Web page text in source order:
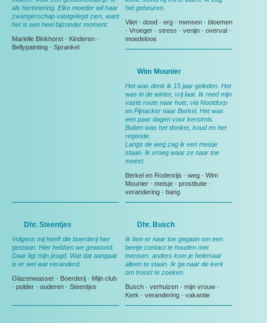
als herinnering. Elke moeder wil haar
zwangerschap vastgelegd zien, want
het is een heel bijzonder moment.
Marielle Binkhorst - Kinderen -
Bellypainting - Sprankel
het gebeuren.
Vliet - dood - erg - mensen - bloemen
- Vroeger - stress - venijn - overval -
moedeloos
Wim Mounier
Het was denk ik 15 jaar geleden. Het
was in de winter, vrij laat. Ik reed mijn
vaste route naar huis; via Nootdorp
en Pijnacker naar Berkel. Het was
een paar dagen voor kerstmis.
Buiten was het donker, koud en het
regende.
Langs de weg zag ik een meisje
staan. Ik vroeg waar ze naar toe
moest.
Berkel en Rodenrijs - weg - Wim
Mounier - meisje - prostitutie -
verandering - bang
Dhr. Steentjes
Volgens mij heeft die boerderij hier
gestaan. Hier hebben we gewoond.
Daar ligt mijn jeugd. Wat dat aangaat
is er wel wat veranderd.
Glazenwasser - Boerderij - Mijn club
- polder - ouderen - Steentjes
Dhr. Busch
Ik ben er naar toe gegaan om een
beetje contact te houden met
mensen. anders kom je helemaal
alleen te staan. Ik ga naar de kerk
om troost te zoeken.
Busch - verhuizen - mijn vrouw -
Kerk - verandering - vakantie